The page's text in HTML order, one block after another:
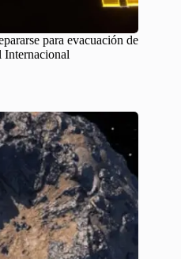
para evacuación de
Internacional